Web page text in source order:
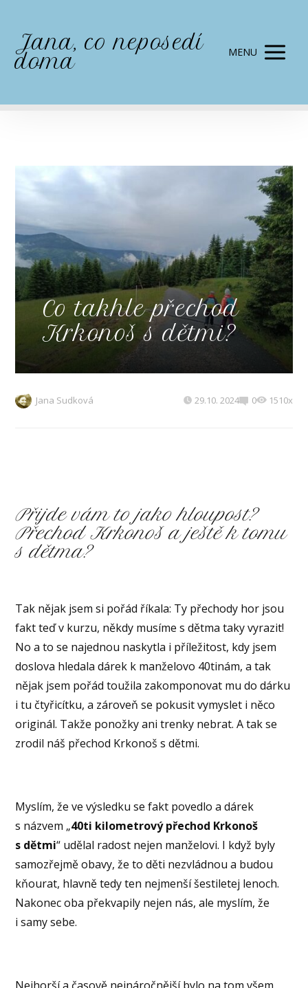
Jana, co neposedí
doma
MENU
Co takhle přechod
Krkonoš s dětmi?
Jana Sudková 29.10. 2024 0 1510x
Přijde vám to jako hloupost?
Přechod Krkonoš a ještě k tomu
s dětma?
Tak nějak jsem si pořád říkala: Ty přechody hor jsou
fakt teď v kurzu, někdy musíme s dětma taky vyrazit!
No a to se najednou naskytla i příležitost, kdy jsem
doslova hledala dárek k manželovo 40tinám, a tak
nějak jsem pořád toužila zakomponovat mu do dárku
i tu čtyřicítku, a zároveň se pokusit vymyslet i něco
originál. Takže ponožky ani trenky nebrat. A tak se
zrodil náš přechod Krkonoš s dětmi.
Myslím, že ve výsledku se fakt povedlo a dárek
s názvem „40ti kilometrový přechod Krkonoš
s dětmi“ udělal radost nejen manželovi. I když byly
samozřejmě obavy, že to děti nezvládnou a budou
kňourat, hlavně tedy ten nejmenší šestiletej lenoch.
Nakonec oba překvapily nejen nás, ale myslím, že
i samy sebe.
Nejhorší a časově nejnáročnější bylo na tom všem